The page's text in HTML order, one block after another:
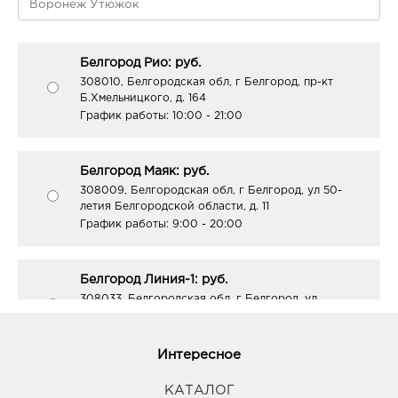
Белгород Рио: руб.
308010, Белгородская обл, г Белгород, пр-кт
Б.Хмельницкого, д. 164
График работы: 10:00 - 21:00
Белгород Маяк: руб.
308009, Белгородская обл, г Белгород, ул 50-
летия Белгородской области, д. 11
График работы: 9:00 - 20:00
Белгород Линия-1: руб.
308033, Белгородская обл, г Белгород, ул
Белгород ост-ка Стадион: руб.
Интересное
КАТАЛОГ